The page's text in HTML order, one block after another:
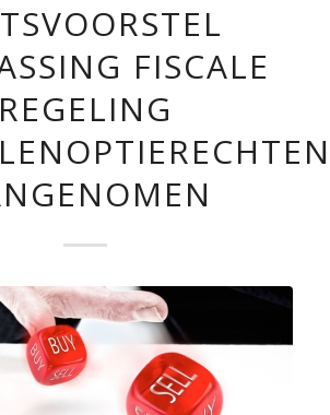
FISCALE
REGELING